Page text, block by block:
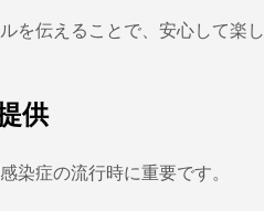
を伝えることで、安心して楽
供
染症の流行時に重要です。